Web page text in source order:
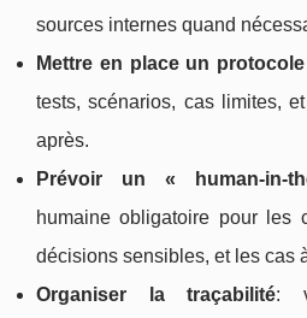
sources internes quand
Mettre en place un protocole
tests, scénarios, cas limites,
après.
Prévoir un « human-in-
humaine obligatoire pour les
décisions sensibles, et les cas
Organiser la traçabilité: